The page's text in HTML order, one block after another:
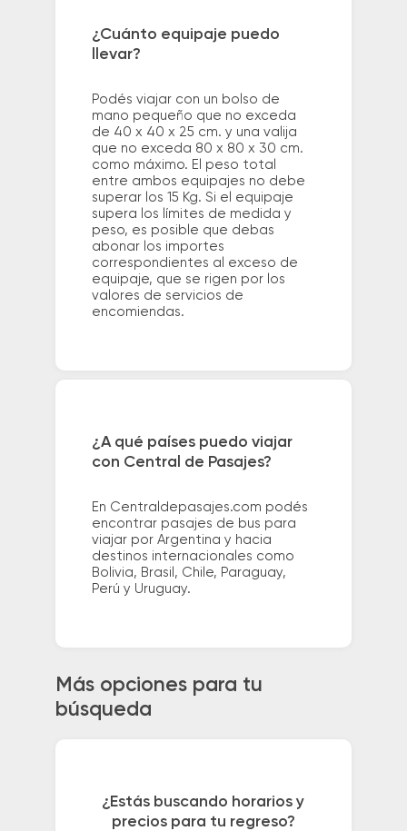
¿Cuánto equipaje puedo
llevar?
Podés viajar con un bolso de
mano pequeño que no exceda
de 40 x 40 x 25 cm. y una valija
que no exceda 80 x 80 x 30 cm.
como máximo. El peso total
entre ambos equipajes no debe
superar los 15 Kg. Si el equipaje
supera los límites de medida y
peso, es posible que debas
abonar los importes
correspondientes al exceso de
equipaje, que se rigen por los
valores de servicios de
encomiendas.
¿A qué países puedo viajar
con Central de Pasajes?
En Centraldepasajes.com podés
encontrar pasajes de bus para
viajar por Argentina y hacia
destinos internacionales como
Bolivia, Brasil, Chile, Paraguay,
Perú y Uruguay.
Más opciones para tu
búsqueda
¿Estás buscando horarios y
precios para tu regreso?